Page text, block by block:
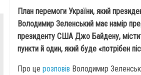
План перемоги України, який
Володимир Зеленський має намір
президенту США Джо Байдену,
пункти й один, який буде «потрібен
Про це розповів Володимир